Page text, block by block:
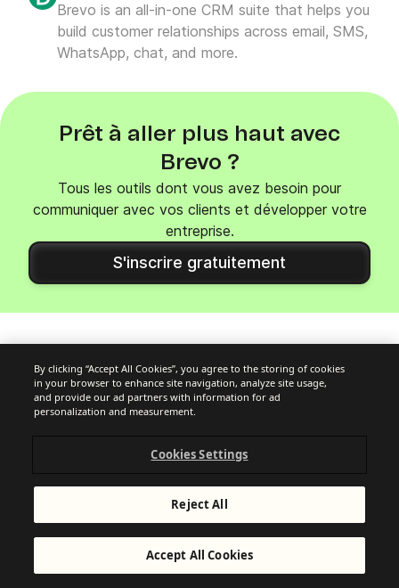
Brevo is an all-in-one CRM suite that helps you
build customer relationships across email, SMS,
WhatsApp, chat, and more.
Prêt à aller plus haut avec
Brevo ?
Tous les outils dont vous avez besoin pour
communiquer avec vos clients et développer votre
entreprise.
S'inscrire gratuitement
By clicking “Accept All Cookies”, you agree to the storing of cookies
in your browser to enhance site navigation, analyze site usage,
and provide our ad partners with information for ad
personalization and measurement.
Cookies Settings
Reject All
Accept All Cookies